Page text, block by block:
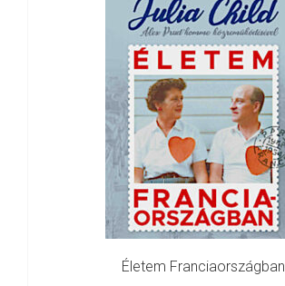
Életem Franciaországban